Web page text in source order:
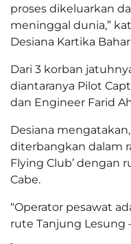
proses dikeluarkan
meninggal dunia,”
Desiana Kartika
Dari 3 korban
diantaranya Pilot
dan Engineer Farid
Desiana
diterbangkan dalam
Flying Club’ dengan
Cabe.
“Operator pesawat
rute Tanjung Lesung